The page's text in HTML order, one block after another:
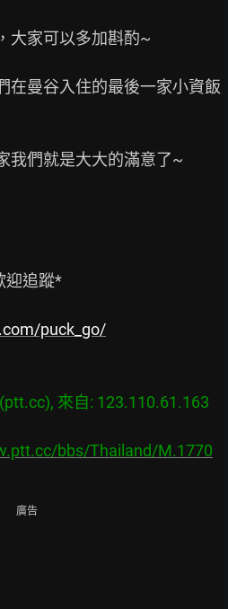
大家可以多加斟酌~
在曼谷入住的最後一家小資飯
我們就是大大的滿意了~
迎追蹤*
puck_go/
來自: 123.110.61.163
bbs/Thailand/M.1770
廣告